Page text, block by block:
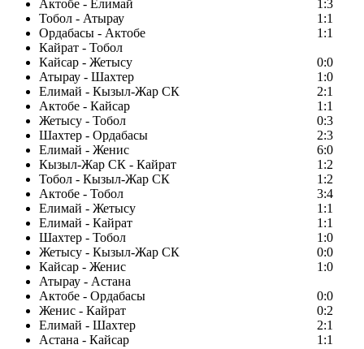
Актобе - Елимай
1:3
Тобол - Атырау
1:1
Ордабасы - Актобе
1:1
Кайрат - Тобол
Кайсар - Жетысу
0:0
Атырау - Шахтер
1:0
Елимай - Кызыл-Жар СК
2:1
Актобе - Кайсар
1:1
Жетысу - Тобол
0:3
Шахтер - Ордабасы
2:3
Елимай - Женис
6:0
Кызыл-Жар СК - Кайрат
1:2
Тобол - Кызыл-Жар СК
1:2
Актобе - Тобол
3:4
Елимай - Жетысу
1:1
Елимай - Кайрат
1:1
Шахтер - Тобол
1:0
Жетысу - Кызыл-Жар СК
0:0
Кайсар - Женис
1:0
Атырау - Астана
Актобе - Ордабасы
0:0
Женис - Кайрат
0:2
Елимай - Шахтер
2:1
Астана - Кайсар
1:1